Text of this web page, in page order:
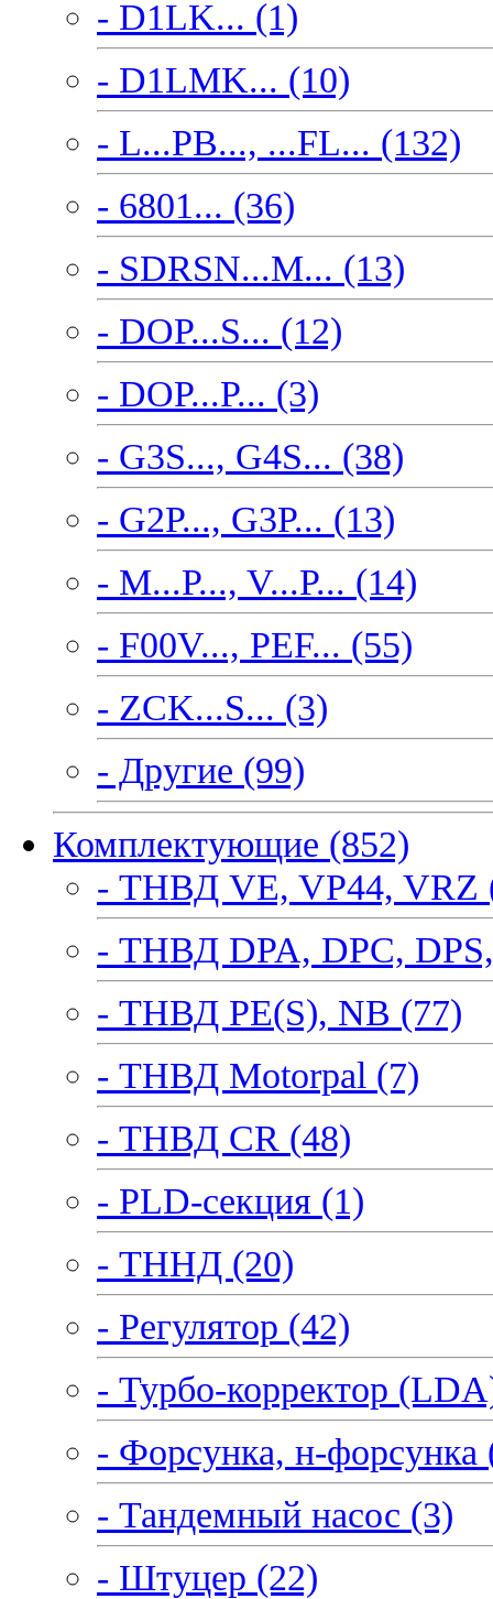
- D1LK... (1)
- D1LMK... (10)
- L...PB..., ...FL... (132)
- 6801... (36)
- SDRSN...M... (13)
- DOP...S... (12)
- DOP...P... (3)
- G3S..., G4S... (38)
- G2P..., G3P... (13)
- M...P..., V...P... (14)
- F00V..., PEF... (55)
- ZCK...S... (3)
- Другие (99)
Комплектующие (852)
- ТНВД VE, VP44, VRZ
- ТНВД DPA, DPC,
- ТНВД PE(S), NB (77)
- ТНВД Motorpal (7)
- ТНВД CR (48)
- PLD-секция (1)
- ТННД (20)
- Регулятор (42)
- Турбо-корректор
- Форсунка, н-форсунка
- Тандемный насос (3)
- Штуцер (22)